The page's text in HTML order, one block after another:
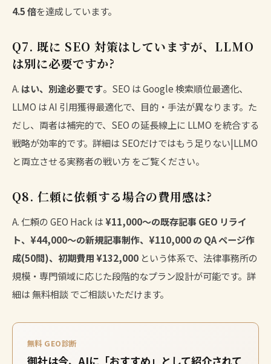
4.5 倍を達成しています。
Q7. 既に SEO 対策はしていますが、LLMO
は別に必要ですか?
A. はい、別途必要です。SEO は Google 検索順位最適化、
LLMO は AI 引用獲得最適化で、目的・手法が異なります。た
だし、両者は補完的で、SEO の延長線上に LLMO を統合する
戦略が効率的です。詳細は SEOだけではもう足りない|LLMO
と両立させる実務者の戦い方をご覧ください。
Q8. 仁頼に依頼する場合の費用感は?
A. 仁頼の GEO Hack は¥11,000〜の既存記事 GEO リライ
ト、¥44,000〜の新規記事制作、¥110,000 の QA ページ作
成(50問)、初期費用 ¥132,000 という体系で、法律事務所の
規模・専門領域に応じた段階的なプラン設計が可能です。詳
細は無料相談でご相談いただけます。
無料 GEO診断
御社は今、AIに「おすすめ」として紹介されて